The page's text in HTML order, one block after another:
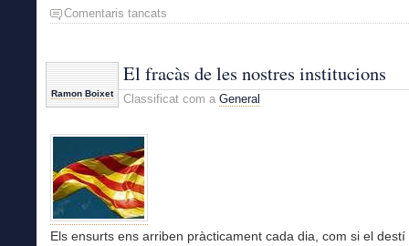
Comentaris tancats
Ramon Boixet
El fracàs de les nostres institucions
Classificat com a General
Els ensurts ens arriben pràcticament cada dia, com si el destí